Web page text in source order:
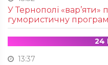
У Тернополі «вар’яти»
гумористичну
24
13:37